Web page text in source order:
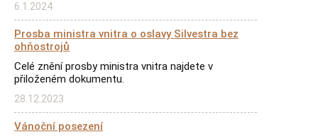
6.1.2024
Prosba ministra vnitra o oslavy Silvestra bez
ohňostrojů
Celé znění prosby ministra vnitra najdete v
přiloženém dokumentu.
28.12.2023
Vánoční posezení